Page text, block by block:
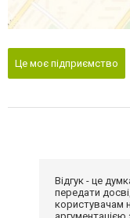
Це моє підприємство
Відгук - це
передати
користувачам